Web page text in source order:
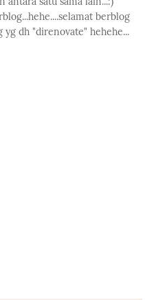
berblog
yg dh "direnovate" hehehe...